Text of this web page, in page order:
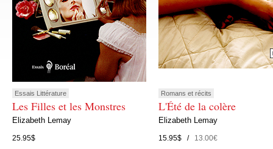
Essais Littérature
Les Filles et les Monstres
Elizabeth Lemay
25.95$
Romans et récits
L'Été de la colère
Elizabeth Lemay
15.95$ /13.00€